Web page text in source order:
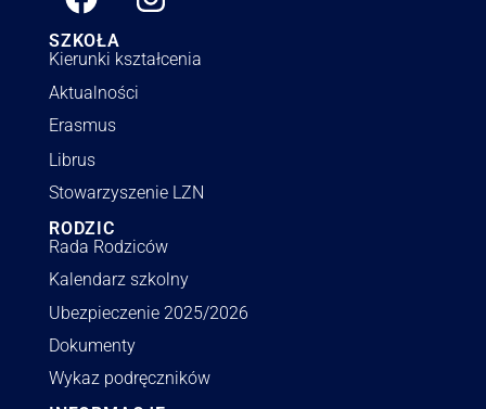
SZKOŁA
Kierunki kształcenia
Aktualności
Erasmus
Librus
Stowarzyszenie LZN
RODZIC
Rada Rodziców
Kalendarz szkolny
Ubezpieczenie 2025/2026
Dokumenty
Wykaz podręczników